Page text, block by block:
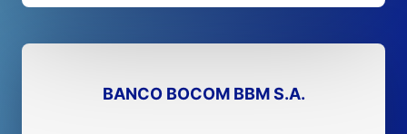
BANCO BOCOM BBM S.A.